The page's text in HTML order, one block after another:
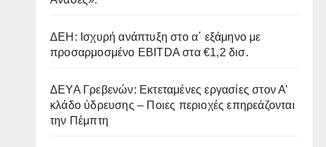
ΔΕΗ: Ισχυρή ανάπτυξη στο α΄ εξάμηνο με
προσαρμοσμένο EBITDA στα €1,2 δισ.
ΔΕΥΑ Γρεβενών: Εκτεταμένες εργασίες στον Α’
κλάδο ύδρευσης – Ποιες περιοχές επηρεάζονται
την Πέμπτη